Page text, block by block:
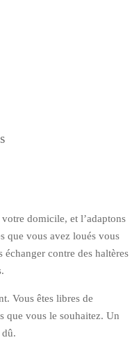
domicile, et l’adaptons
que vous avez loués vous
contre des haltères
Vous êtes libres de
que vous le souhaitez. Un
dû.